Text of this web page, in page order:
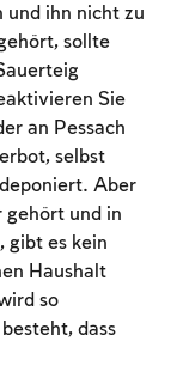
und ihn nicht zu
sollte
Sie
an Pessach
selbst
Aber
gehört und in
gibt es kein
Haushalt
so
dass